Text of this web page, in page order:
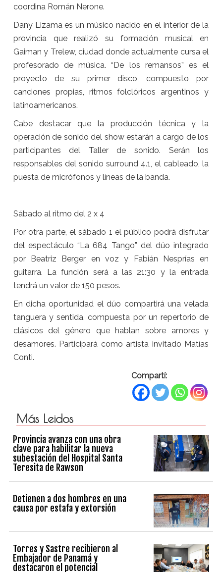
coordina Román Nerone.
Dany Lizama es un músico nacido en el interior de la
provincia que realizó su formación musical en
Gaiman y Trelew, ciudad donde actualmente cursa el
profesorado de música. “De los remansos” es el
proyecto de su primer disco, compuesto por
canciones propias, ritmos folclóricos argentinos y
latinoamericanos.
Cabe destacar que la producción técnica y la
operación de sonido del show estarán a cargo de los
participantes del Taller de sonido. Serán los
responsables del sonido surround 4.1, el cableado, la
puesta de micrófonos y líneas de la banda.
Sábado al ritmo del 2 x 4
Por otra parte, el sábado 1 el público podrá disfrutar
del espectáculo “La 684 Tango” del dúo integrado
por Beatriz Berger en voz y Fabián Nesprías en
guitarra. La función será a las 21:30 y la entrada
tendrá un valor de 150 pesos.
En dicha oportunidad el dúo compartirá una velada
tanguera y sentida, compuesta por un repertorio de
clásicos del género que hablan sobre amores y
desamores. Participará como artista invitado Matías
Conti.
Compartí:
Más Leidos
Provincia avanza con una obra
clave para habilitar la nueva
subestación del Hospital Santa
Teresita de Rawson
Detienen a dos hombres en una
causa por estafa y extorsión
Torres y Sastre recibieron al
Embajador de Panamá y
destacaron el potencial